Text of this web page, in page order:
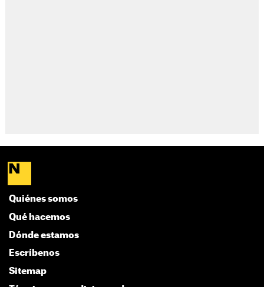
Quiénes somos
Qué hacemos
Dónde estamos
Escríbenos
Sitemap